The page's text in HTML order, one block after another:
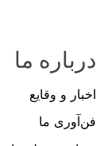
درباره ما
اخبار و وقایع
فن‌آوری ما